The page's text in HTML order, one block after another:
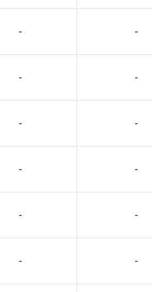
- -
- -
- -
- -
- -
- -